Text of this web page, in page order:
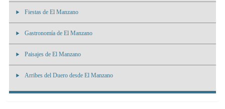
Fiestas de El Manzano
Gastronomía de El Manzano
Paisajes de El Manzano
Arribes del Duero desde El Manzano